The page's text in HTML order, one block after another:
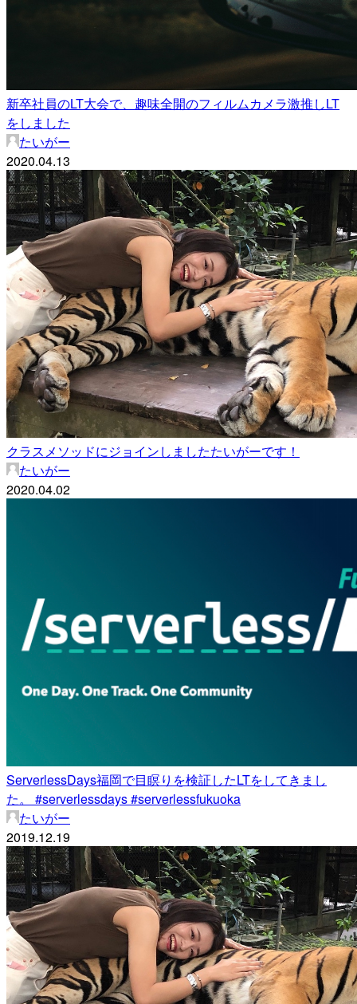
新卒社員のLT大会で、趣味全開のフィルムカメラ激推しLT
をしました
たいがー
2020.04.13
クラスメソッドにジョインしましたたいがーです！
たいがー
2020.04.02
ServerlessDays福岡で目瞑りを検証したLTをしてきまし
た。 #serverlessdays #serverlessfukuoka
たいがー
2019.12.19